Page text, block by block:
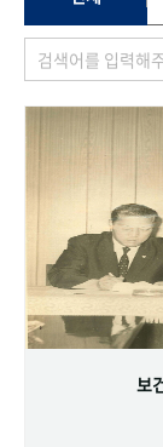
VR 역사관
보